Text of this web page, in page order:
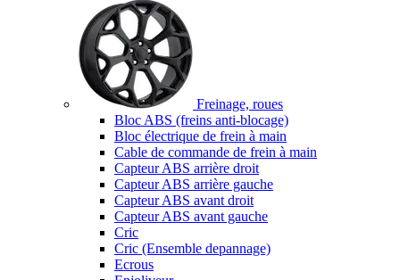
Freinage, roues
Bloc ABS (freins anti-blocage)
Bloc électrique de frein à main
Cable de commande de frein à main
Capteur ABS arrière droit
Capteur ABS arrière gauche
Capteur ABS avant droit
Capteur ABS avant gauche
Cric
Cric (Ensemble depannage)
Ecrous